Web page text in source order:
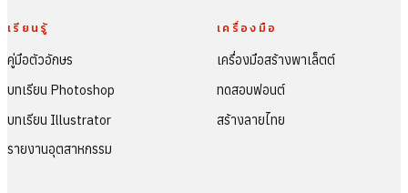
เรียนรู้
คู่มือตัวอักษร
บทเรียน Photoshop
บทเรียน Illustrator
รายงานอุตสาหกรรม
เครื่องมือ
เครื่องมือสร้างพาเล็ตต์
ทดสอบฟอนต์
สร้างลายไทย